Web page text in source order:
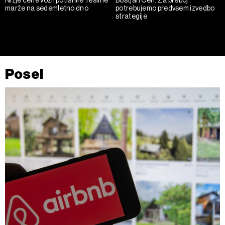
marže na sedemletno dno
potrebujemo predvsem izvedbo
strategije
Posel